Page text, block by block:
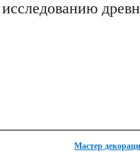
Мастер